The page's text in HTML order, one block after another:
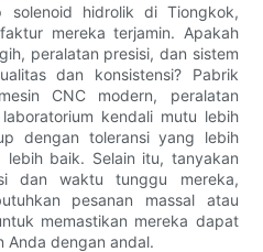
solenoid hidrolik di Tiongkok,
mereka terjamin. Apakah
peralatan presisi, dan sistem
dan konsistensi? Pabrik
CNC modern, peralatan
kendali mutu lebih
dengan toleransi yang lebih
baik. Selain itu, tanyakan
dan waktu tunggu mereka,
pesanan massal atau
memastikan mereka dapat
Anda dengan andal.